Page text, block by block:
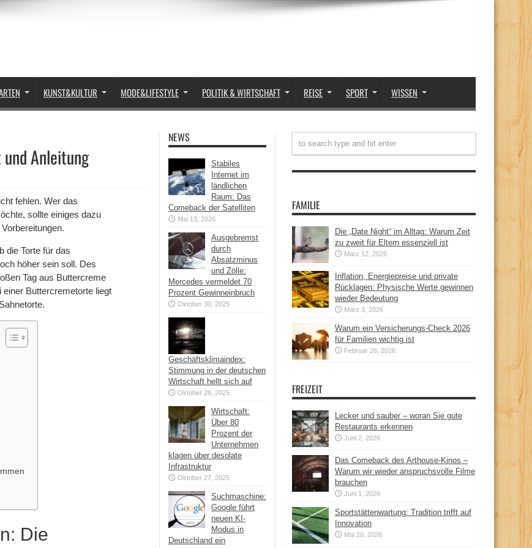
KUNST&KULTUR MODE&LIFESTYLE POLITIK & WIRTSCHAFT REISE SPORT WISSEN
Anleitung
fehlen. Wer das
sollte einiges dazu
die Torte für das
höher sein soll. Des
Tag aus Buttercreme
einer Buttercremetorte liegt
Die
NEWS
Stabiles
Internet im
ländlichen
Raum: Das
Comeback der Satelliten
Mai 13, 2026
Ausgebremst
durch
Absatzminus
und Zölle:
Mercedes vermeldet 70
Prozent Gewinneinbruch
Oktober 30, 2025
Geschäftsklimaindex:
Stimmung in der deutschen
Wirtschaft hellt sich auf
Oktober 28, 2025
Wirtschaft:
Über 80
Prozent der
Unternehmen
klagen über desolate
Infrastruktur
Oktober 27, 2025
Suchmaschine:
Google führt
neuen KI-
Modus in
Deutschland ein
FAMILIE
Die „Date Night“ im Alltag: Warum Zeit
zu zweit für Eltern essenziell ist
März 12, 2026
Inflation, Energiepreise und private
Rücklagen: Physische Werte gewinnen
wieder Bedeutung
März 3, 2026
Warum ein Versicherungs-Check 2026
für Familien wichtig ist
Februar 26, 2026
FREIZEIT
Lecker und sauber – woran Sie gute
Restaurants erkennen
Juni 2, 2026
Das Comeback des Arthouse-Kinos –
Warum wir wieder anspruchsvolle Filme
brauchen
Juni 1, 2026
Sportstättenwartung: Tradition trifft auf
Innovation
Mai 20, 2026